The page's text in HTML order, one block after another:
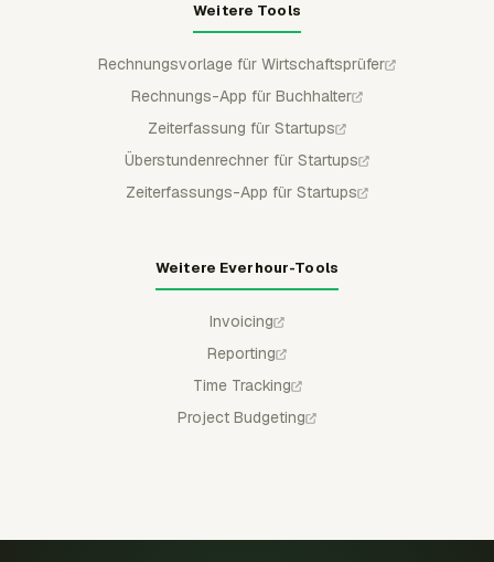
Weitere Tools
Rechnungsvorlage für Wirtschaftsprüfer
Rechnungs-App für Buchhalter
Zeiterfassung für Startups
Überstundenrechner für Startups
Zeiterfassungs-App für Startups
Weitere Everhour-Tools
Invoicing
Reporting
Time Tracking
Project Budgeting